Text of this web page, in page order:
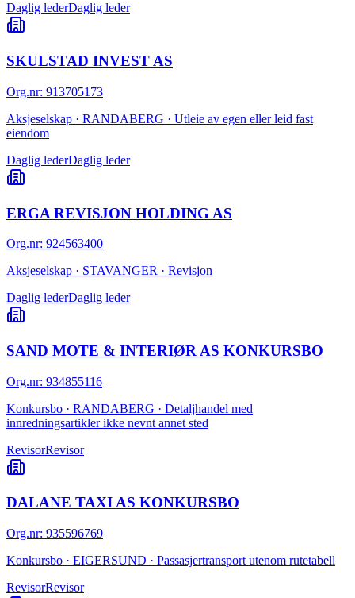
Daglig lederDaglig leder
SKULSTAD INVEST AS
Org.nr: 913705173
Aksjeselskap · RANDABERG · Utleie av egen eller leid fast
eiendom
Daglig lederDaglig leder
ERGA REVISJON HOLDING AS
Org.nr: 924563400
Aksjeselskap · STAVANGER · Revisjon
Daglig lederDaglig leder
SAND MOTE & INTERIØR AS KONKURSBO
Org.nr: 934855116
Konkursbo · RANDABERG · Detaljhandel med
innredningsartikler ikke nevnt annet sted
RevisorRevisor
DALANE TAXI AS KONKURSBO
Org.nr: 935596769
Konkursbo · EIGERSUND · Passasjertransport utenom rutetabell
RevisorRevisor